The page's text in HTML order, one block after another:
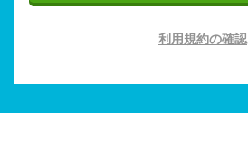
利用規約の確認